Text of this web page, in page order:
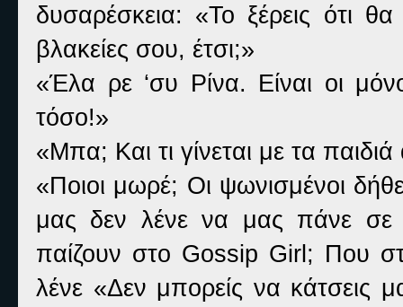
δυσαρέσκεια: «Το ξέρεις ότι
βλακείες σου, έτσι;»
«Έλα ρε ‘συ Ρίνα. Είναι οι
τόσο!»
«Μπα; Και τι γίνεται με τα
«Ποιοι μωρέ; Οι ψωνισμένοι
μας δεν λένε να μας πάνε σε
παίζουν στο Gossip Girl; Που
λένε «Δεν μπορείς να κάτσεις